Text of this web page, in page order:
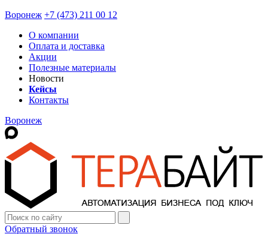
Воронеж +7 (473) 211 00 12
О компании
Оплата и доставка
Акции
Полезные материалы
Новости
Кейсы
Контакты
Воронеж
Обратный звонок